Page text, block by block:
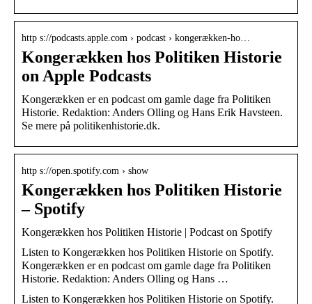
http s://podcasts.apple.com › podcast › kongerækken-ho…
Kongerækken hos Politiken Historie
on Apple Podcasts
Kongerækken er en podcast om gamle dage fra Politiken
Historie. Redaktion: Anders Olling og Hans Erik Havsteen.
Se mere på politikenhistorie.dk.
http s://open.spotify.com › show
Kongerækken hos Politiken Historie
– Spotify
Kongerækken hos Politiken Historie | Podcast on Spotify
Listen to Kongerækken hos Politiken Historie on Spotify.
Kongerækken er en podcast om gamle dage fra Politiken
Historie. Redaktion: Anders Olling og Hans …
Listen to Kongerækken hos Politiken Historie on Spotify.